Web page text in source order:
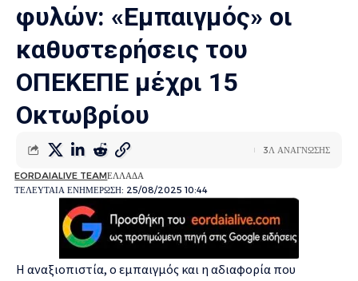
φυλών: «Εμπαιγμός» οι
καθυστερήσεις του
ΟΠΕΚΕΠΕ μέχρι 15
Οκτωβρίου
ΤΕΛΕΥΤΑΙΑ ΕΝΗΜΕΡΩΣΗ: 25/08/2025 10:44
EORDAIALIVE TEAMΕΛΛΑΔΑ
3Λ ΑΝΑΓΝΩΣΗΣ
Η αναξιοπιστία, ο εμπαιγμός και η αδιαφορία που